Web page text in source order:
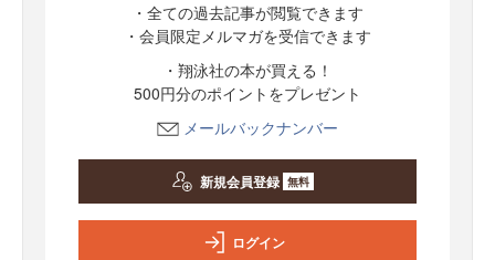
・全ての過去記事が閲覧できます
・会員限定メルマガを受信できます
・翔泳社の本が買える！
500円分のポイントをプレゼント
メールバックナンバー
新規会員登録 無料
ログイン